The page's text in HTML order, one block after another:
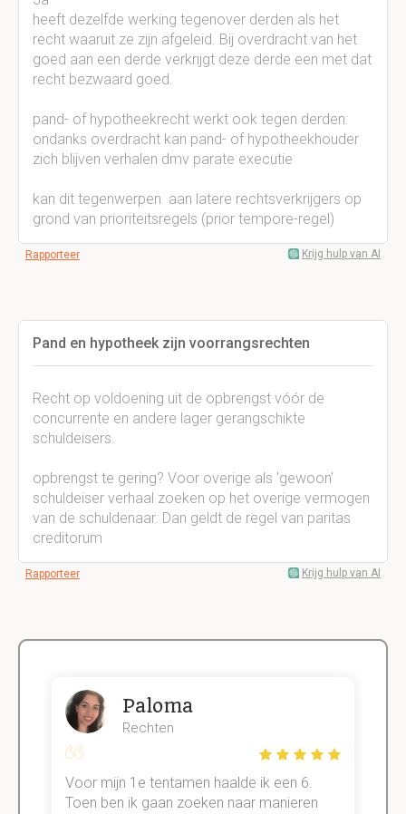
heeft dezelfde werking tegenover derden als het
recht waaruit ze zijn afgeleid. Bij overdracht van het
goed aan een derde verkrijgt deze derde een met dat
recht bezwaard goed.
pand- of hypotheekrecht werkt ook tegen derden:
ondanks overdracht kan pand- of hypotheekhouder
zich blijven verhalen dmv parate executie
kan dit tegenwerpen aan latere rechtsverkrijgers op
grond van prioriteitsregels (prior tempore-regel)
Rapporteer Krijg hulp van AI
Pand en hypotheek zijn voorrangsrechten
Recht op voldoening uit de opbrengst vóór de
concurrente en andere lager gerangschikte
schuldeisers.
opbrengst te gering? Voor overige als 'gewoon'
schuldeiser verhaal zoeken op het overige vermogen
van de schuldenaar. Dan geldt de regel van paritas
creditorum
Rapporteer Krijg hulp van AI
Paloma
Rechten
Voor mijn 1e tentamen haalde ik een 6.
Toen ben ik gaan zoeken naar manieren